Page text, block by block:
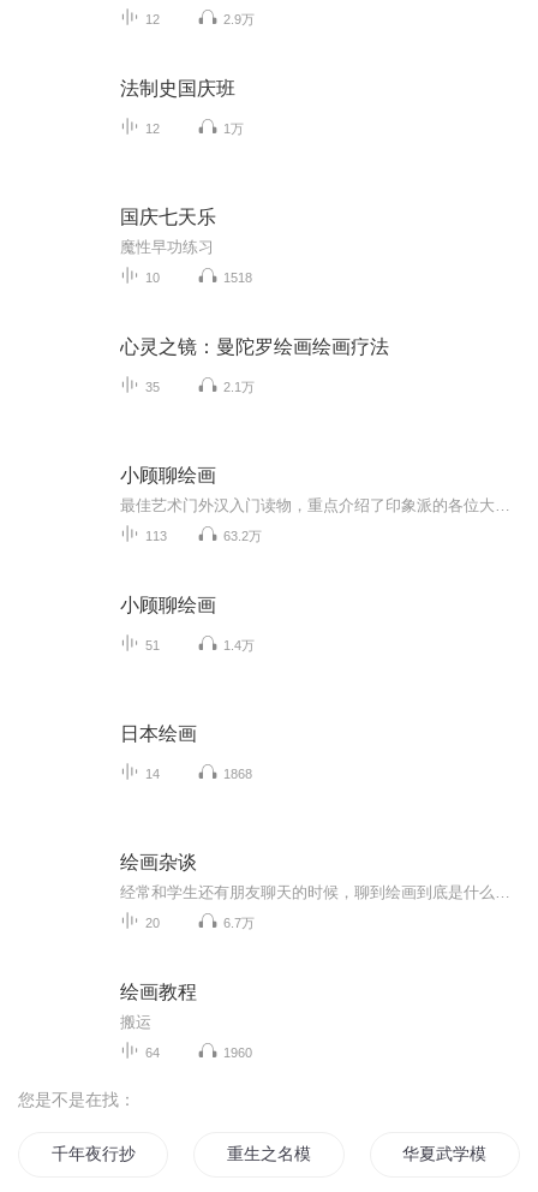
12 2.9万
法制史国庆班
12 1万
国庆七天乐
魔性早功练习
10 1518
心灵之镜：曼陀罗绘画绘画疗法
35 2.1万
小顾聊绘画
113 63.2万
小顾聊绘画
51 1.4万
日本绘画
14 1868
绘画杂谈
20 6.7万
绘画教程
搬运
64 1960
您是不是在找：
千年夜行抄 重生之名模 华夏武学模板